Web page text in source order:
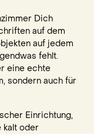
Dich
auf dem
auf jedem
fehlt.
eine echte
sondern auch für
Einrichtung,
kalt oder